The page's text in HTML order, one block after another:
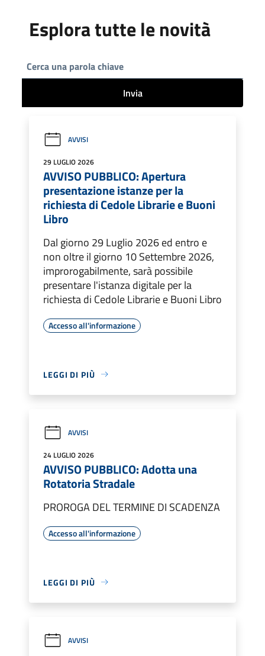
Esplora tutte le novità
Invia
AVVISI
29 LUGLIO 2026
AVVISO PUBBLICO: Apertura
presentazione istanze per la
richiesta di Cedole Librarie e Buoni
Libro
Dal giorno 29 Luglio 2026 ed entro e
non oltre il giorno 10 Settembre 2026,
improrogabilmente, sarà possibile
presentare l'istanza digitale per la
richiesta di Cedole Librarie e Buoni Libro
Accesso all'informazione
LEGGI DI PIÙ
AVVISI
24 LUGLIO 2026
AVVISO PUBBLICO: Adotta una
Rotatoria Stradale
PROROGA DEL TERMINE DI SCADENZA
Accesso all'informazione
LEGGI DI PIÙ
AVVISI